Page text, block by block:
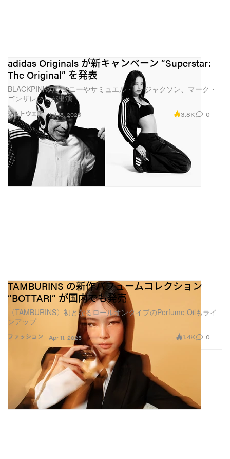
フットウエア
adidas Originals が新キャンペーン “Superstar:
The Original” を発表
BLACKPINKのジェニーやサミュエル・L・ジャクソン、マーク・
ゴンザレスらが出演
Jul 15, 2025 3.8K 0
ファッション
TAMBURINS の新作パフュームコレクション
“BOTTARI” が国内でも発売
〈TAMBURINS〉初となるロールオンタイプのPerfume Oilもライ
ンアップ
Apr 11, 2025 1.4K 0